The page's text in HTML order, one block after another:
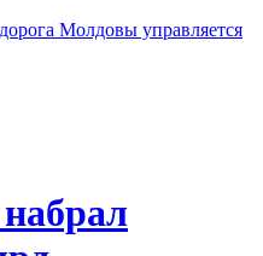
Молдовы управляется